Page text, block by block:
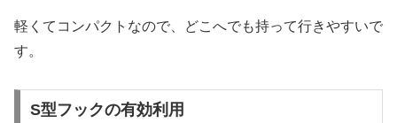
軽くてコンパクトなので、どこへでも持って行きやすいで
す。
S型フックの有効利用